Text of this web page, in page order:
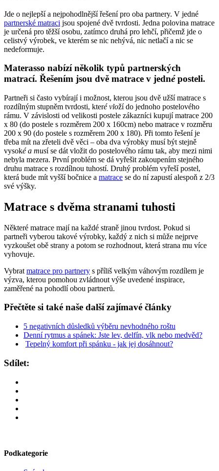
Jde o nejlepší a nejpohodlnější řešení pro oba partnery. V jedné
partnerské matraci jsou spojené dvě tvrdosti. Jedna polovina matrace
je určená pro těžší osobu, zatímco druhá pro lehčí, přičemž jde o
celistvý výrobek, ve kterém se nic nehývá, nic netlačí a nic se
nedeformuje.
Materasso nabízí několik typů partnerských
matrací. Řešením jsou dvě matrace v jednéposteli.
Partneři si často vybírají i možnost, kterou jsou dvě užší matrace s
rozdílným stupněm tvrdosti, které vloží do jednoho postelového
rámu. V závislosti od velikosti postele zákazníci kupují matrace 200
x 80 (do postele s rozměrem 200 x 160cm) nebo matrace v rozměru
200 x 90 (do postele s rozměrem 200 x 180). Při tomto řešení je
třeba mít na zřeteli dvě věci – oba dva výrobky musí být stejně
vysoké a musí se dát vložit do postelového rámu tak, aby mezi nimi
nebyla mezera. První problém se dá vyřešit zakoupením stejného
druhu matrace s rozdílnou tuhostí. Druhý problém vyřeší postel,
která bude mít vyšší bočnice a matrace se do ní zapustí alespoň z 2/3
své výšky.
Matrace s dvěma stranami tuhosti
Některé matrace mají na každé straně jinou tvrdost. Pokud si
partneři vyberou takové výrobky, každý z nich si může nejprve
vyzkoušet obě strany a potom se rozhodnout, která strana mu více
vyhovuje.
Vybrat matrace pro partnery s příliš velkým váhovým rozdílem je
výzva, kterou pomohou zvládnout výše uvedené inspirace,
zaměřené na pohodlí obou partnerů.
Přečtěte si také naše další zajímavé články
5 negativních důsledků výběru nevhodného roštu
Denní rytmus a spánek: Jste lev, delfín, vlk nebo medvěd?
Tepelný komfort při spánku - jak jej dosáhnout?
Sdílet:
Podkategorie